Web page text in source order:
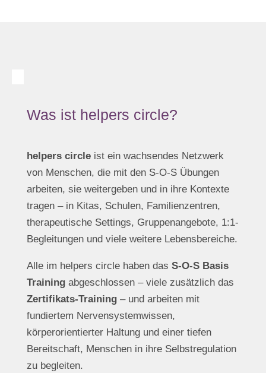
Was ist helpers circle?
helpers circleist ein wachsendes Netzwerk
von Menschen, die mit den S-O-S Übungen
arbeiten, sie weitergeben und in ihre Kontexte
tragen – in Kitas, Schulen, Familienzentren,
therapeutische Settings, Gruppenangebote, 1:1-
Begleitungen und viele weitere Lebensbereiche.
Alle im helpers circle haben das S-O-S Basis
Trainingabgeschlossen – viele zusätzlich das
Zertifikats-Training– und arbeiten mit
fundiertem Nervensystemwissen,
körperorientierter Haltung und einer tiefen
Bereitschaft, Menschen in ihre Selbstregulation
zu begleiten.